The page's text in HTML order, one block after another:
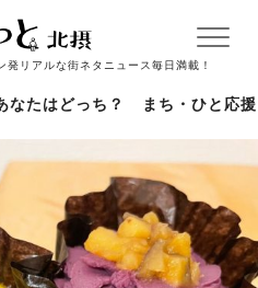
リアルな街ネタニュース毎日満載！
なたはどっち？ まち・ひと応援